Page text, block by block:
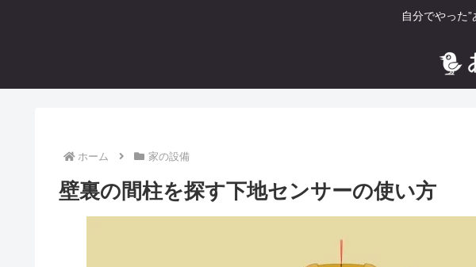
自分でやった
ホーム 家の設備
壁裏の間柱を探す下地センサーの使い方